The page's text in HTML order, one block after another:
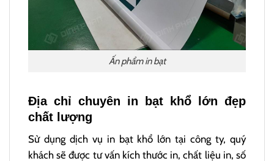
Ấn phẩm in bạt
Địa chỉ chuyên in bạt khổ lớn đẹp
chất lượng
Sử dụng dịch vụ in bạt khổ lớn tại công ty, quý
khách sẽ được tư vấn kích thước in, chất liệu in, số